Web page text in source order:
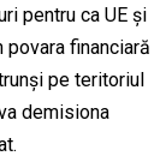
pentru ca UE și
financiară
pe teritoriul
demisiona